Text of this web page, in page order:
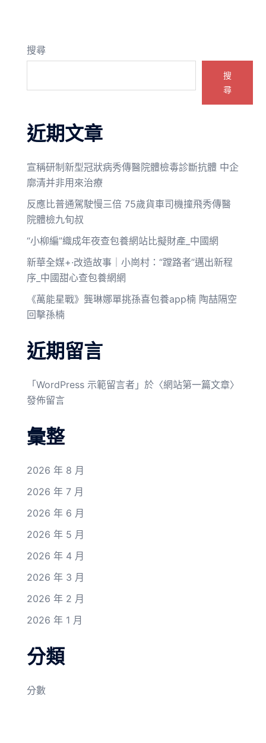
搜尋
搜
尋
近期文章
宣稱研制新型冠狀病秀傳醫院體檢毒診斷抗體 中企
廓清并非用來治療
反應比普通駕駛慢三倍 75歲貨車司機撞飛秀傳醫
院體檢九旬叔
“小柳編”織成年夜查包養網站比擬財產_中國網
新華全媒+·改造故事｜小崗村：“蹚路者”邁出新程
序_中國甜心查包養網網
《萬能星戰》龔琳娜單挑孫喜包養app楠 陶喆隔空
回擊孫楠
近期留言
「 WordPress 示範留言者 」於〈網站第一篇文章〉
發佈留言
彙整
2026 年 8 月
2026 年 7 月
2026 年 6 月
2026 年 5 月
2026 年 4 月
2026 年 3 月
2026 年 2 月
2026 年 1 月
分類
分數